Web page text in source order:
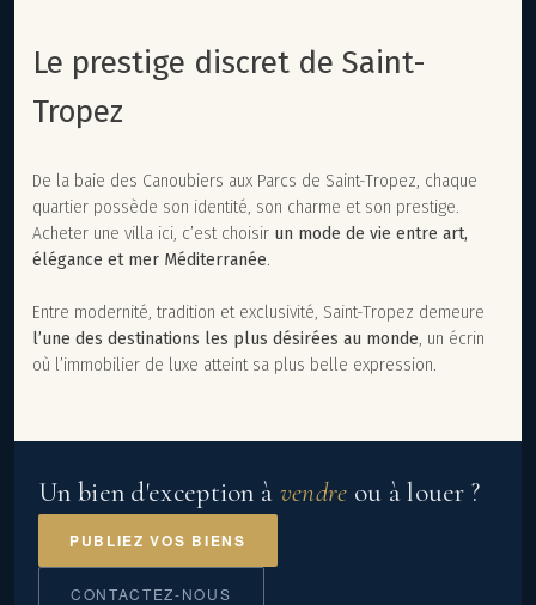
Le prestige discret de Saint-
Tropez
De la baie des Canoubiers aux Parcs de Saint-Tropez, chaque
quartier possède son identité, son charme et son prestige.
Acheter une villa ici, c’est choisir un mode de vie entre art,
élégance et mer Méditerranée.
Entre modernité, tradition et exclusivité, Saint-Tropez demeure
l’une des destinations les plus désirées au monde, un écrin
où l’immobilier de luxe atteint sa plus belle expression.
Un bien d'exception à vendre ou à louer ?
PUBLIEZ VOS BIENS
CONTACTEZ-NOUS